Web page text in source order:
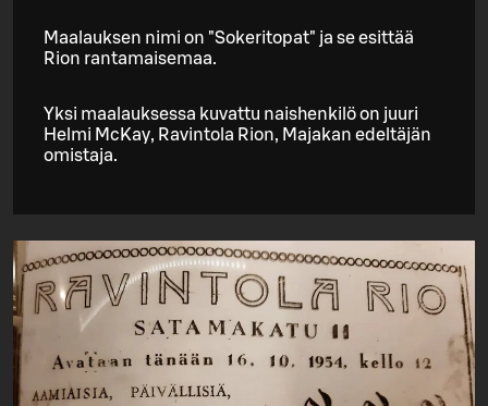
Maalauksen nimi on "Sokeritopat" ja se esittää
Rion rantamaisemaa.
Yksi maalauksessa kuvattu naishenkilö on juuri
Helmi McKay, Ravintola Rion, Majakan edeltäjän
omistaja.